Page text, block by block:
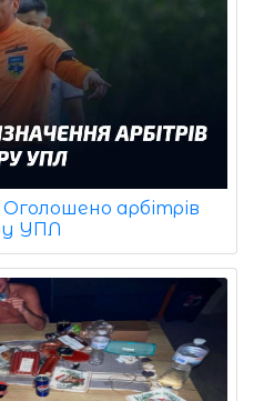
арбітрів
УПЛ